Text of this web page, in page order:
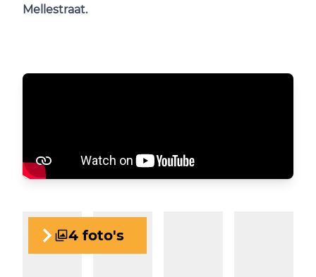
Mellestraat.
4 foto's